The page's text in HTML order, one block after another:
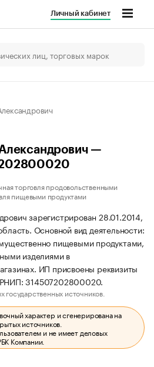
Личный кабинет
—
торговля продовольственными
пищевыми продуктами
зарегистрирован 28.01.2014,
Основной вид деятельности:
пищевыми продуктами,
изделиями в
ИП присвоены реквизиты
314507202800020.
источников.
характер и сгенерирована на
источников.
и не имеет деловых
Компании.